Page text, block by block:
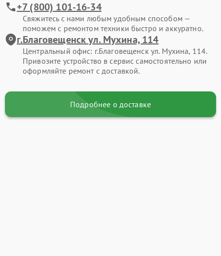
+7 (800) 101-16-34
Свяжитесь с нами любым удобным способом —
поможем с ремонтом техники быстро и аккуратно.
г.Благовещенск ул. Мухина, 114
Центральный офис: г.Благовещенск ул. Мухина, 114.
Привозите устройство в сервис самостоятельно или
оформляйте ремонт с доставкой.
Подробнее о доставке